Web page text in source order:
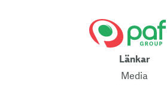
Länkar
Media